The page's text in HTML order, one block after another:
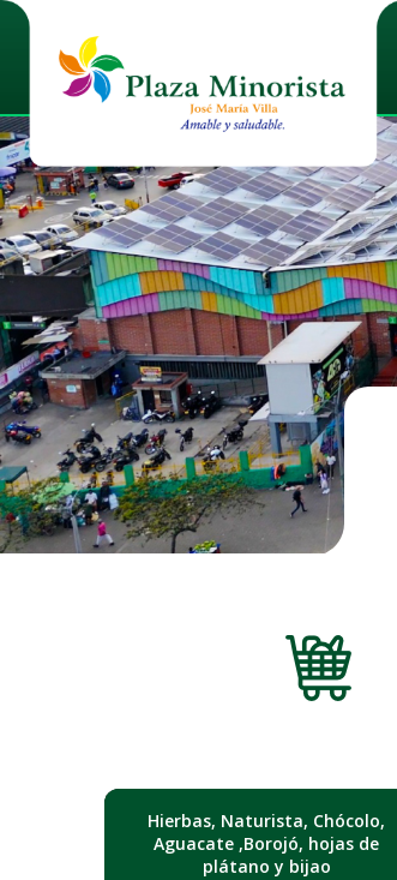
Hierbas, Naturista, Chócolo,
Aguacate ,Borojó, hojas de
plátano y bijao